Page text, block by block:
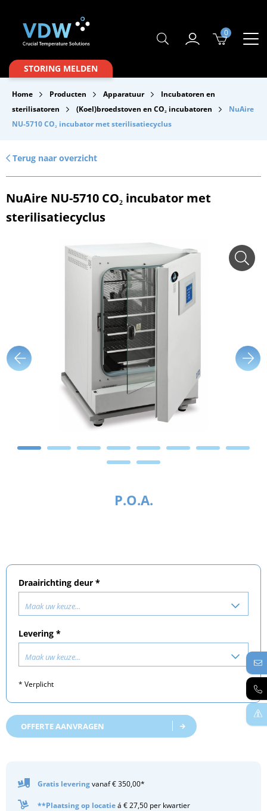
Producten
Branches
Merken
Over VDW
Service & Onderhoud
Downloads
0
STORING MELDEN
Home Producten Apparatuur
Incubatoren en
sterilisatoren
(Koel)broedstoven en CO₂ incubatoren
NuAire
NU-5710 CO₂ incubator met sterilisatiecyclus
Terug naar overzicht
NuAire NU-5710 CO₂ incubator met
sterilisatiecyclus
P.O.A.
Draairichting deur *
Maak uw keuze...
Levering *
Maak uw keuze...
* Verplicht
OFFERTE AANVRAGEN
Gratis leveringvanaf € 350,00*
**Plaatsing op locatieá € 27,50 per kwartier